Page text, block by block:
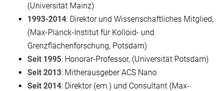
(Universität Mainz)
1993-2014: Direktor und Wissenschaftliches Mitglied,
(Max-Planck-Institut für Kolloid- und
Grenzflächenforschung, Potsdam)
Seit 1995: Honorar-Professor, (Universität Potsdam)
Seit 2013: Mitherausgeber ACS Nano
Seit 2014: Direktor (em.) und Consultant (Max-